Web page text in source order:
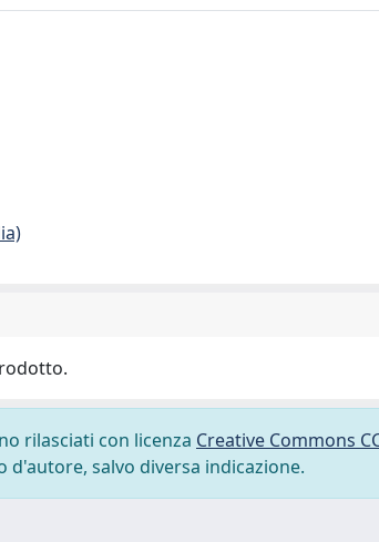
rilasciati con licenza Creative Commons
salvo diversa indicazione.